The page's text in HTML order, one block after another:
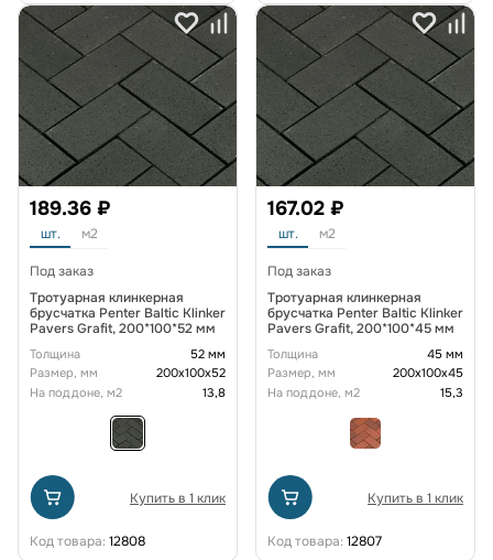
189.36 ₽
шт. м2
Под заказ
Тротуарная клинкерная
брусчатка Penter Baltic Klinker
Pavers Grafit, 200*100*52 мм
Толщина
52 мм
Размер, мм
200х100х52
На поддоне, м2
13,8
Купить в 1 клик
Код товара: 12808
167.02 ₽
шт. м2
Под заказ
Тротуарная клинкерная
брусчатка Penter Baltic Klinker
Pavers Grafit, 200*100*45 мм
Толщина
45 мм
Размер, мм
200х100х45
На поддоне, м2
15,3
Купить в 1 клик
Код товара: 12807